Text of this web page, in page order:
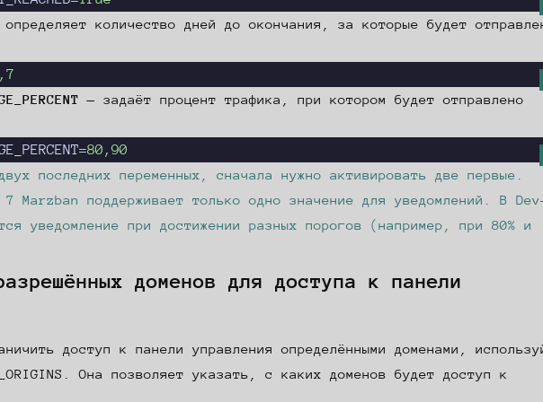
количество дней до окончания, за которые будет
— задаёт процент трафика, при котором будет отправлено
=80,90
последних переменных, сначала нужно активировать две первые.
Marzban поддерживает только одно значение для уведомлений. В
уведомление при достижении разных порогов (например, при 80% и
доменов для доступа к панели
доступ к панели управления определёнными доменами,
. Она позволяет указать, с каких доменов будет доступ к